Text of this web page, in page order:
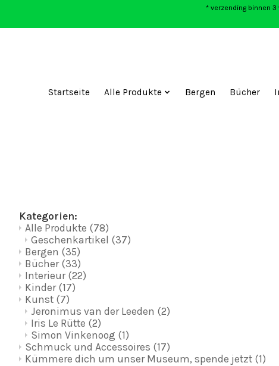
* verzending binnen
Startseite Alle Produkte Bergen Bücher
Kategorien:
Alle Produkte (78)
Geschenkartikel (37)
Bergen (35)
Bücher (33)
Interieur (22)
Kinder (17)
Kunst (7)
Jeronimus van der Leeden (2)
Iris Le Rütte (2)
Simon Vinkenoog (1)
Schmuck und Accessoires (17)
Kümmere dich um unser Museum, spende jetzt (1)